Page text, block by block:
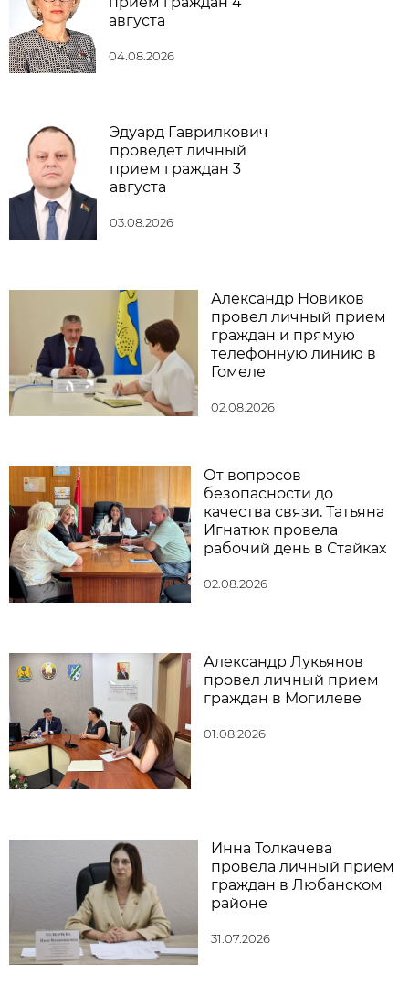
августа
04.08.2026
Эдуард Гаврилкович
проведет личный
прием граждан 3
августа
03.08.2026
Александр Новиков
провел личный прием
граждан и прямую
телефонную линию в
Гомеле
02.08.2026
От вопросов
безопасности до
качества связи. Татьяна
Игнатюк провела
рабочий день в Стайках
02.08.2026
Александр Лукьянов
провел личный прием
граждан в Могилеве
01.08.2026
Инна Толкачева
провела личный прием
граждан в Любанском
районе
31.07.2026